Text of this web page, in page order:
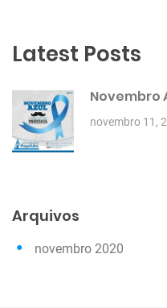
Latest Posts
Novembro
novembro 11,
Arquivos
novembro 2020